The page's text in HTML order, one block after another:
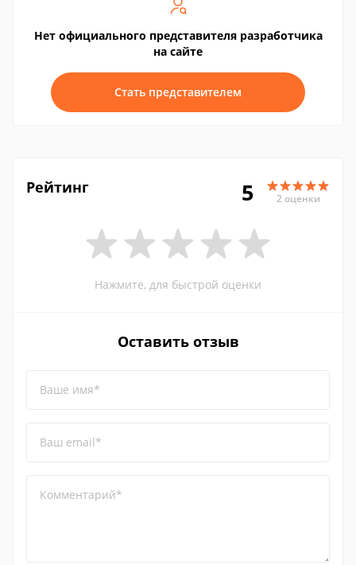
Нет официального представителя разработчика
на сайте
Стать представителем
Рейтинг 5 2 оценки
Нажмите, для быстрой оценки
Оставить отзыв
Ваше имя*
Ваш email*
Комментарий*